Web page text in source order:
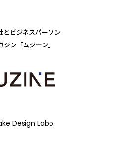
とビジネスパーソン
ジン「ムジーン」
Design Labo.